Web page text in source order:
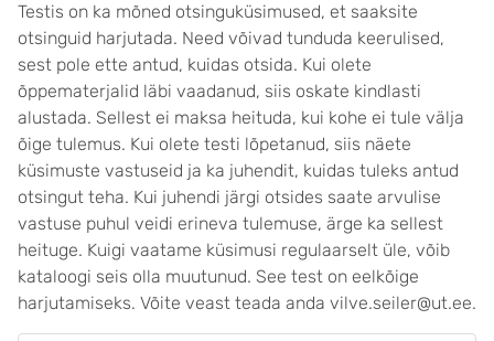
Testis on ka mõned otsinguküsimused, et saaksite
otsinguid harjutada. Need võivad tunduda keerulised,
sest pole ette antud, kuidas otsida. Kui olete
õppematerjalid läbi vaadanud, siis oskate kindlasti
alustada. Sellest ei maksa heituda, kui kohe ei tule välja
õige tulemus. Kui olete testi lõpetanud, siis näete
küsimuste vastuseid ja ka juhendit, kuidas tuleks antud
otsingut teha. Kui juhendi järgi otsides saate arvulise
vastuse puhul veidi erineva tulemuse, ärge ka sellest
heituge. Kuigi vaatame küsimusi regulaarselt üle, võib
kataloogi seis olla muutunud. See test on eelkõige
harjutamiseks. Võite veast teada anda vilve.seiler@ut.ee.